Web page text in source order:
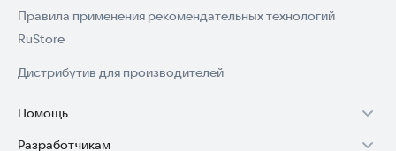
Правила применения рекомендательных технологий
RuStore
Дистрибутив для производителей
Помощь
Разработчикам